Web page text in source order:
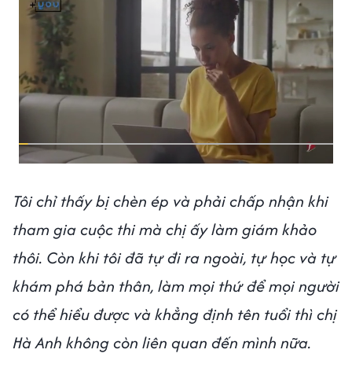
Tôi chỉ thấy bị chèn ép và phải chấp nhận khi
tham gia cuộc thi mà chị ấy làm giám khảo
thôi. Còn khi tôi đã tự đi ra ngoài, tự học và tự
khám phá bản thân, làm mọi thứ để mọi người
có thể hiểu được và khẳng định tên tuổi thì chị
Hà Anh không còn liên quan đến mình nữa.